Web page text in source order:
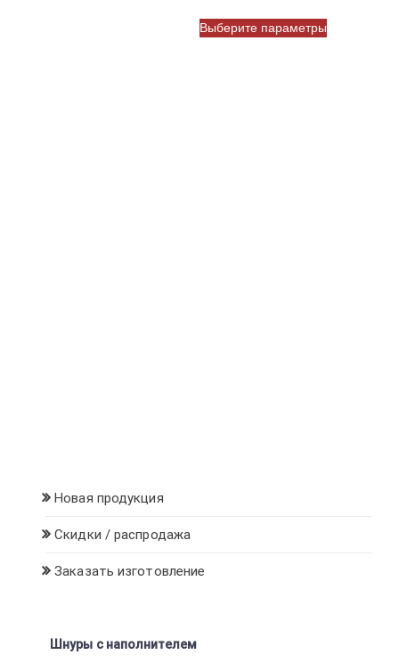
42.24грн.
–
Выберите параметры
Новая продукция
Скидки / распродажа
Заказать изготовление
Шнуры с наполнителем